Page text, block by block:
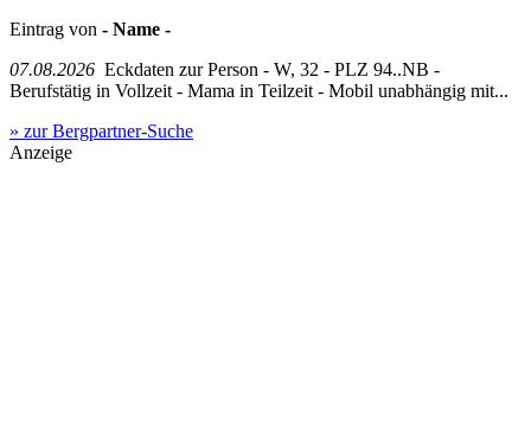
Eintrag von - Name -
07.08.2026 Eckdaten zur Person - W, 32 - PLZ 94..NB -
Berufstätig in Vollzeit - Mama in Teilzeit - Mobil unabhängig mit...
» zur Bergpartner-Suche
Anzeige